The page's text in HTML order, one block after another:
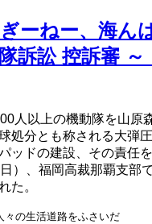
ぎーねー、海ん
訴訟 控訴審
人以上の機動隊を山原
処分とも称される大弾
ッドの建設、その責任
）、福岡高裁那覇支部
た。
々の生活道路をふさいだ